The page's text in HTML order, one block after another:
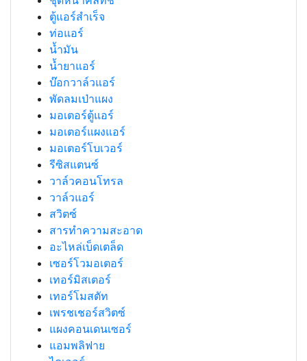
ตู้แอร์สำเร็จ
ท่อแอร์
น้ำมัน
น้ำยาแอร์
บ๊อกวาล์วแอร์
พัดลมเป่าแผง
มอเตอร์ตู้แอร์
มอเตอร์แผงแอร์
มอเตอร์โบเวอร์
รีซิสแตนซ์
วาล์วคอนโทรล
วาล์วแอร์
สวิตซ์
สารทำความสะอาด
อะไหล่เบ็ดเตล็ด
เซอร์โวมอเตอร์
เทอร์มิสเตอร์
เทอร์โมสตัท
เพรชเชอร์สวิตซ์
แผงคอนเดนเซอร์
แอมพลิฟาย